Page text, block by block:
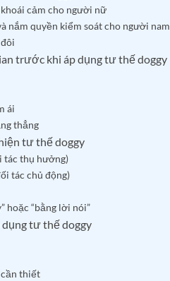
cảm cho người nữ
nắm quyền kiểm soát cho người nam
trước khi áp dụng tư thế doggy
ái
thẳng
tư thế doggy
tác thụ hưởng)
tác chủ động)
hoặc “bằng lời nói”
dụng tư thế doggy
cần thiết